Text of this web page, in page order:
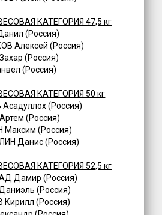
КАТЕГОРИЯ 47,5 кг
(Россия)
Алексей (Россия)
(Россия)
(Россия)
КАТЕГОРИЯ 50 кг
(Россия)
(Россия)
Максим (Россия)
Данис (Россия)
КАТЕГОРИЯ 52,5 кг
Дамир (Россия)
(Россия)
Кирилл (Россия)